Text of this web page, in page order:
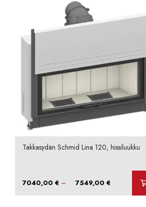
Takkasydän Schmid Lina 120, hissiluukku
7040,00€ – 7549,00€ Hintaluokka: